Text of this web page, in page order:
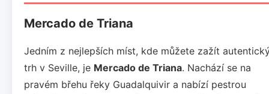
Mercado de Triana
Jedním z nejlepších míst, kde můžete zažít
trh v Seville, je Mercado de Triana. Nachází se na
pravém břehu řeky Guadalquivir a nabízí pestrou